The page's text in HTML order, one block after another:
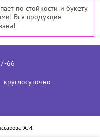
по стойкости и букету
Вся продукция
66
А.И.